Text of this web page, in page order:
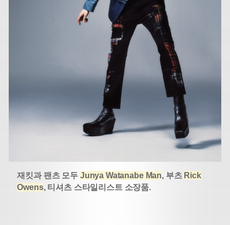
재킷과 팬츠 모두 Junya Watanabe Man, 부츠 Rick
Owens, 티셔츠 스타일리스트 소장품.